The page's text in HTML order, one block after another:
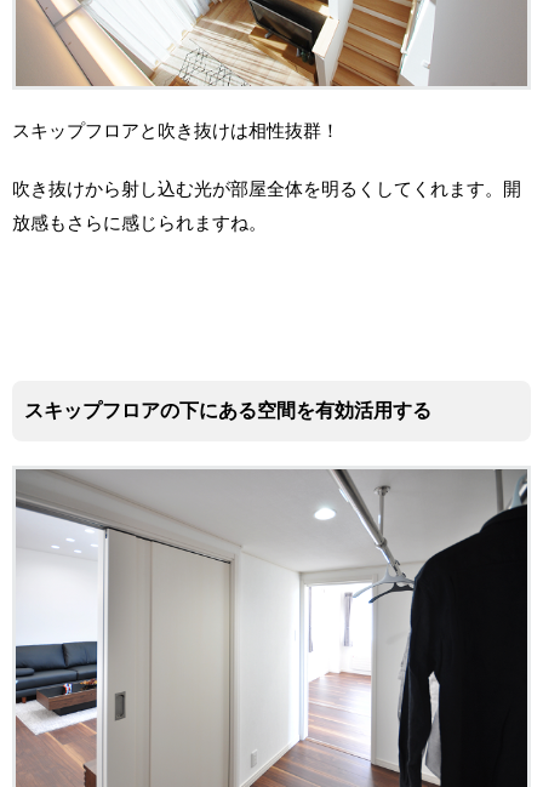
スキップフロアと吹き抜けは相性抜群！
吹き抜けから射し込む光が部屋全体を明るくしてくれます。開
放感もさらに感じられますね。
スキップフロアの下にある空間を有効活用する